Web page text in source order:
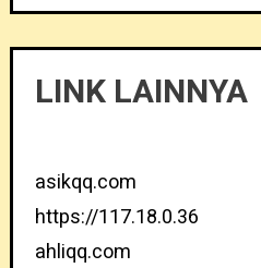
LINK LAINNYA
asikqq.com
https://117.18.0.36
ahliqq.com